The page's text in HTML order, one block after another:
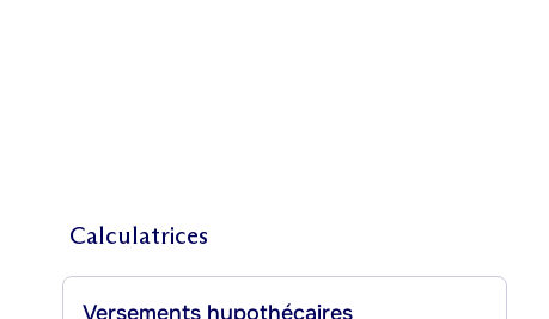
Calculatrices
Versements hypothécaires